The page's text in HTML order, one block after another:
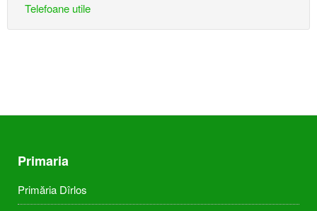
Telefoane utile
Primaria
Primăria Dîrlos